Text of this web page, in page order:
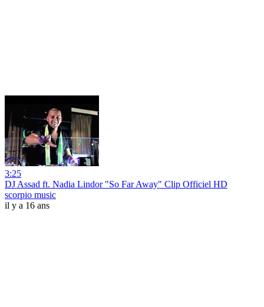
3:25
DJ Assad ft. Nadia Lindor "So Far Away" Clip Officiel HD
scorpio music
il y a 16 ans